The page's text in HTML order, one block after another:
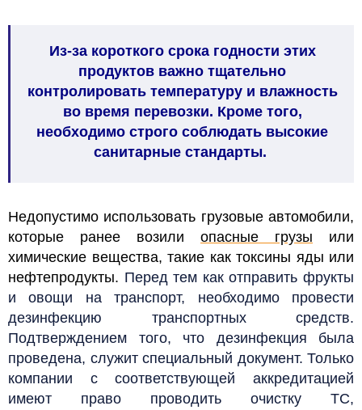
Из-за короткого срока годности этих
продуктов важно тщательно
контролировать температуру и влажность
во время перевозки. Кроме того,
необходимо строго соблюдать высокие
санитарные стандарты.
Недопустимо использовать грузовые автомобили,
которые ранее возили опасные грузы или
химические вещества, такие как токсины яды или
нефтепродукты. Перед тем как отправить фрукты
и овощи на транспорт, необходимо провести
дезинфекцию транспортных средств.
Подтверждением того, что дезинфекция была
проведена, служит специальный документ. Только
компании с соответствующей аккредитацией
имеют право проводить очистку ТС,